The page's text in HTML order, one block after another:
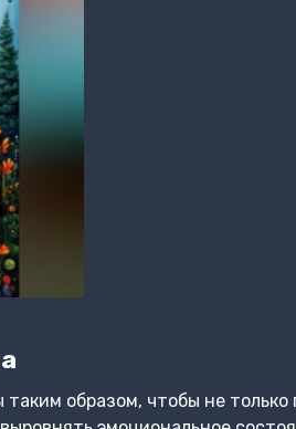
образом, чтобы не только